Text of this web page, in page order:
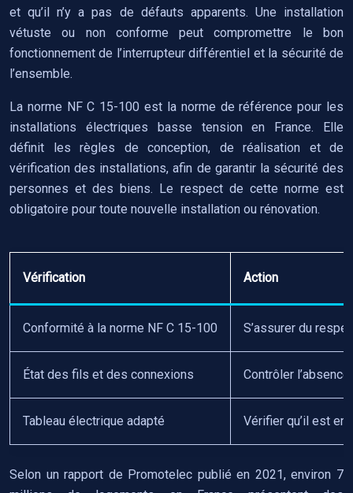
et qu’il n’y a pas de défauts apparents. Une installation
vétuste ou non conforme peut compromettre le bon
fonctionnement de l’interrupteur différentiel et la sécurité de
l’ensemble.
La norme NF C 15-100 est la norme de référence pour les
installations électriques basse tension en France. Elle
définit les règles de conception, de réalisation et de
vérification des installations, afin de garantir la sécurité des
personnes et des biens. Le respect de cette norme est
obligatoire pour toute nouvelle installation ou rénovation.
Vérification Action
Conformité à la norme NF C 15-100 S’assurer du
État des fils et des connexions Contrôler
Tableau électrique adapté Vérifier qu’il est
Selon un rapport de Promotelec publié en 2021, environ 7